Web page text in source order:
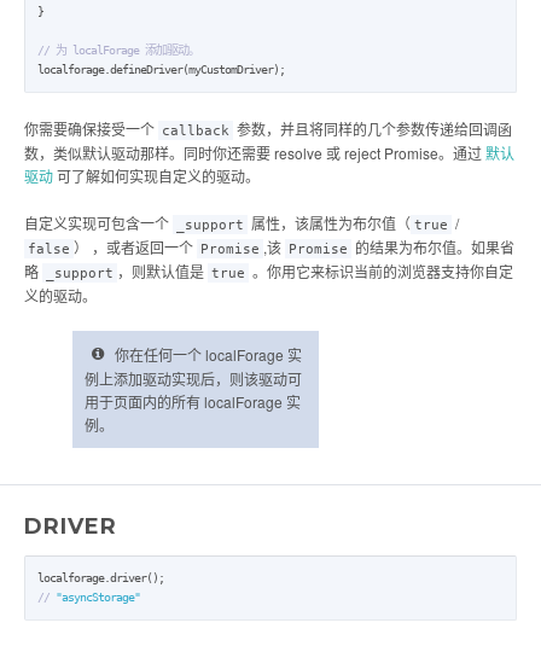
}
// 为 localForage 添加驱动。
localforage.defineDriver(myCustomDriver);
你需要确保接受一个 callback 参数，并且将同样的几个参数传递给回调函
数，类似默认驱动那样。同时你还需要 resolve 或 reject Promise。通过默认
驱动可了解如何实现自定义的驱动。
自定义实现可包含一个 _support 属性，该属性为布尔值（ true /
false ） ，或者返回一个 Promise ,该 Promise 的结果为布尔值。如果省
略
_support ，则默认值是 true 。你用它来标识当前的浏览器支持你自定
义的驱动。
你在任何一个 localForage 实
例上添加驱动实现后，则该驱动可
用于页面内的所有 localForage 实
例。
DRIVER
// "asyncStorage"